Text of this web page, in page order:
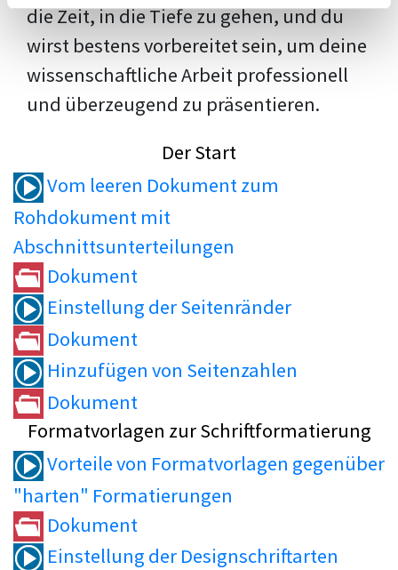
die Zeit, in die Tiefe zu gehen, und du
wirst bestens vorbereitet sein, um deine
wissenschaftliche Arbeit professionell
und überzeugend zu präsentieren.
Der Start
Vom leeren Dokument zum
Rohdokument mit
Abschnittsunterteilungen
Dokument
Einstellung der Seitenränder
Dokument
Hinzufügen von Seitenzahlen
Dokument
Formatvorlagen zur Schriftformatierung
Vorteile von Formatvorlagen gegenüber
"harten" Formatierungen
Dokument
Einstellung der Designschriftarten